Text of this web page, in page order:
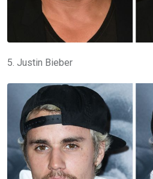
5. Justin Bieber